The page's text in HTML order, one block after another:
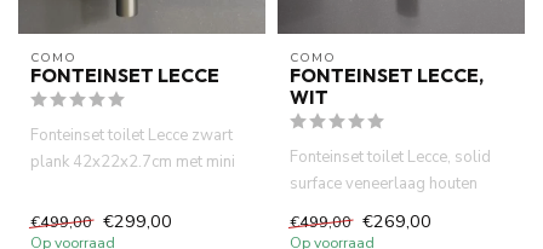
COMO
FONTEINSET LECCE
Fonteinset toilet Lecce zwart
plank 42x22x2.7cm met mini
€499,00 €299,00
Op voorraad
COMO
FONTEINSET LECCE,
WIT
Fonteinset toilet Lecce, solid
surface veneerlaag houten
plank met mini beton ko...
€499,00 €269,00
Op voorraad